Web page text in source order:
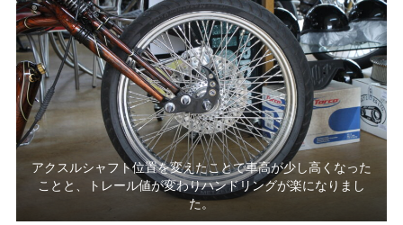
アクスルシャフト位置を変えたことで車高が少し高くなった
ことと、トレール値が変わりハンドリングが楽になりまし
た。